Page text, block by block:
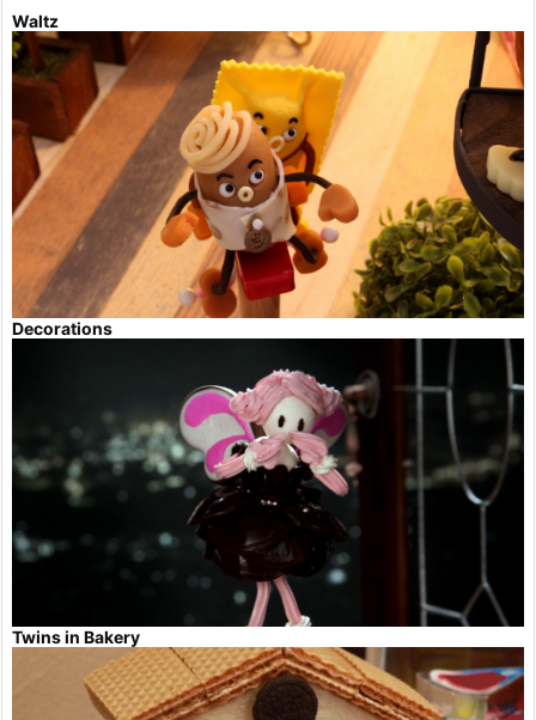
Waltz
Decorations
Twins in Bakery